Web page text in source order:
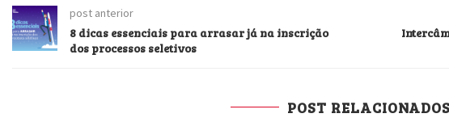
post anterior
8 dicas essenciais para arrasar já na inscrição
dos processos seletivos
POST RELACIONADOS